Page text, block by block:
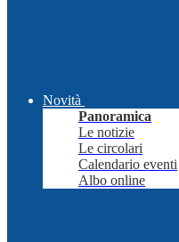
Novità
Panoramica
Le notizie
Le circolari
Calendario eventi
Albo online